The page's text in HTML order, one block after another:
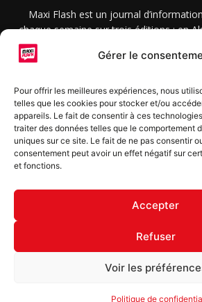
Gérer le
Pour offrir les meilleures expériences, nous
telles que les cookies pour stocker et/ou
appareils. Le fait de consentir à ces
traiter des données telles que le comportement
uniques sur ce site. Le fait de ne pas consentir
consentement peut avoir un effet négatif sur
et fonctions.
Accepter
Refuser
Voir les
Politique de
Maxi Flash est un journal
chaque semaine sur trois éditions : en
2015, dans les secteurs d’Obernai-
2022, et à Colmar, Vignoble et
SUIVEZ-NOUS
S'inscrire à la
© Copyright © 2022 Maxi